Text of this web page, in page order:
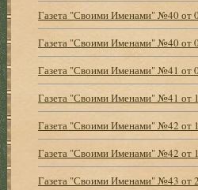
Газета "Своими Именами" №40 от
Газета "Своими Именами" №40 от
Газета "Своими Именами" №41 от
Газета "Своими Именами" №41 от
Газета "Своими Именами" №42 от
Газета "Своими Именами" №42 от
Газета "Своими Именами" №43 от